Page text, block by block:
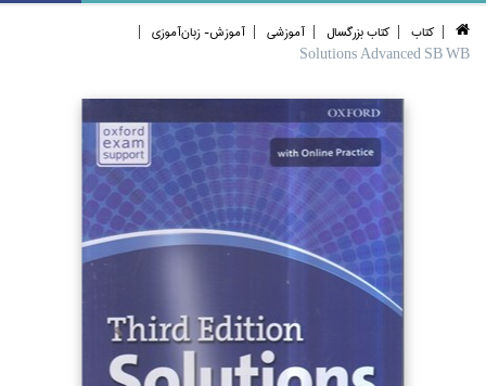
كتاب كتاب بزرگسال آموزشي
آموزش- زبان‌آموزي
Solutions Advanced SB WB